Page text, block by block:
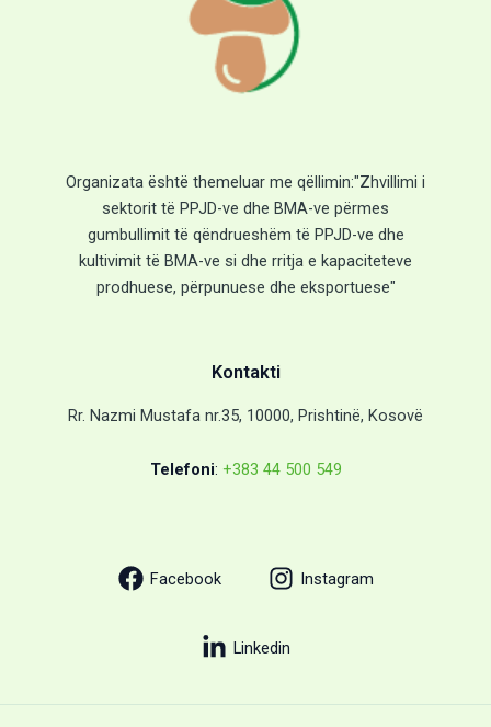
Organizata është themeluar me qëllimin:"Zhvillimi i
sektorit të PPJD-ve dhe BMA-ve përmes
gumbullimit të qëndrueshëm të PPJD-ve dhe
kultivimit të BMA-ve si dhe rritja e kapaciteteve
prodhuese, përpunuese dhe eksportuese"
Kontakti
Rr. Nazmi Mustafa nr.35, 10000, Prishtinë, Kosovë
Telefoni: +383 44 500 549
Facebook Instagram
Linkedin